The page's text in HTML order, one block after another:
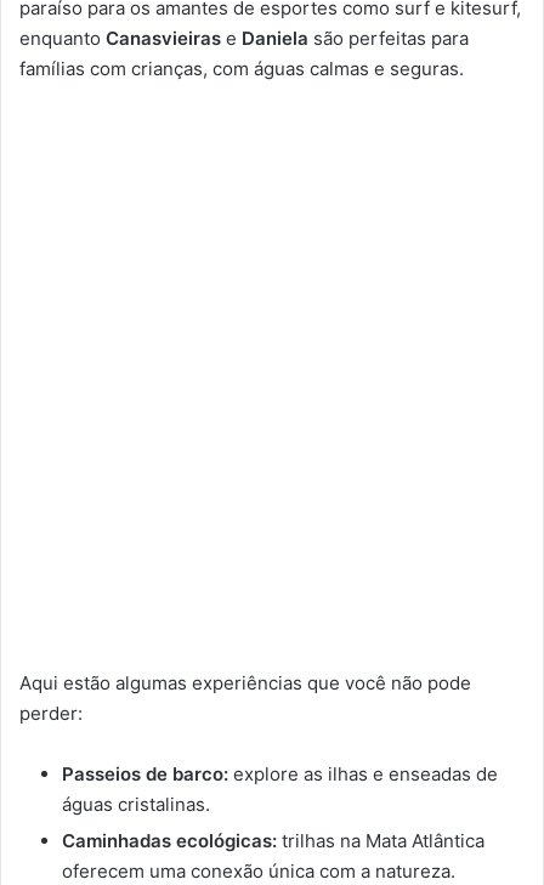
paraíso para os amantes de esportes como surf e kitesurf,
enquanto Canasvieiras e Daniela são perfeitas para
famílias com crianças, com águas calmas e seguras.
Aqui estão algumas experiências que você não pode
perder:
Passeios de barco: explore as ilhas e enseadas de
águas cristalinas.
Caminhadas ecológicas: trilhas na Mata Atlântica
oferecem uma conexão única com a natureza.